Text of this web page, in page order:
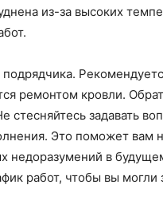
из-за высоких
ремонтом кровли.
задавать
Это поможет вам
недоразумений в
работ, чтобы вы могли